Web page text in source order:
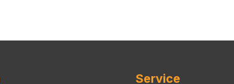
Service